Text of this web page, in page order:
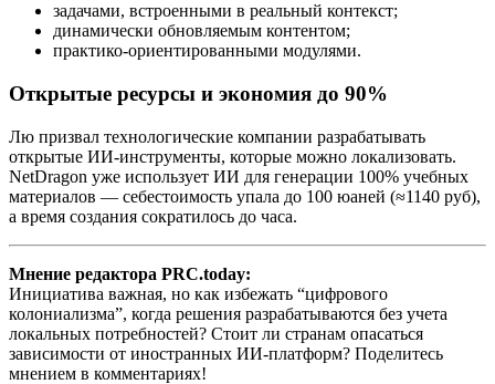
задачами, встроенными в реальный контекст;
динамически обновляемым контентом;
практико-ориентированными модулями.
Открытые ресурсы и экономия до 90%
Лю призвал технологические компании разрабатывать
открытые ИИ-инструменты, которые можно локализовать.
NetDragon уже использует ИИ для генерации 100% учебных
материалов — себестоимость упала до 100 юаней (≈1140 руб),
а время создания сократилось до часа.
Мнение редактора PRC.today:
Инициатива важная, но как избежать “цифрового
колониализма”, когда решения разрабатываются без учета
локальных потребностей? Стоит ли странам опасаться
зависимости от иностранных ИИ-платформ? Поделитесь
мнением в комментариях!